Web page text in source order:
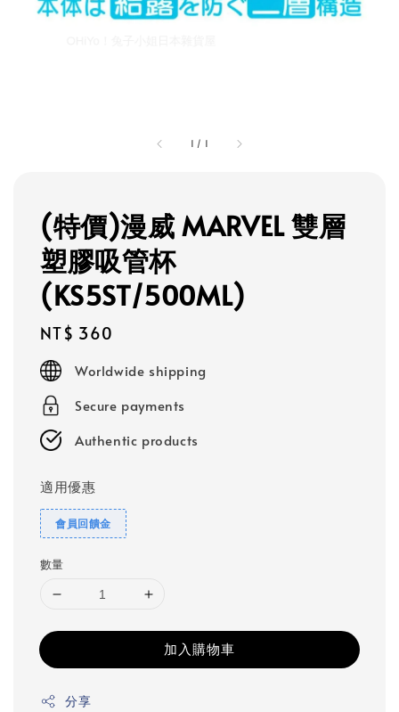
1 / 1
(特價)漫威 MARVEL 雙層
塑膠吸管杯
(KS5ST/500ML)
Regular
price
NT$ 360
Worldwide shipping
Secure payments
Authentic products
適用優惠
會員回饋金
數量
加入購物車
分享